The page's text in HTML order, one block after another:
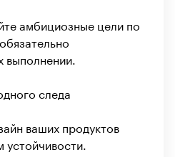
амбициозные цели по
выполнении.
следа
ваших продуктов